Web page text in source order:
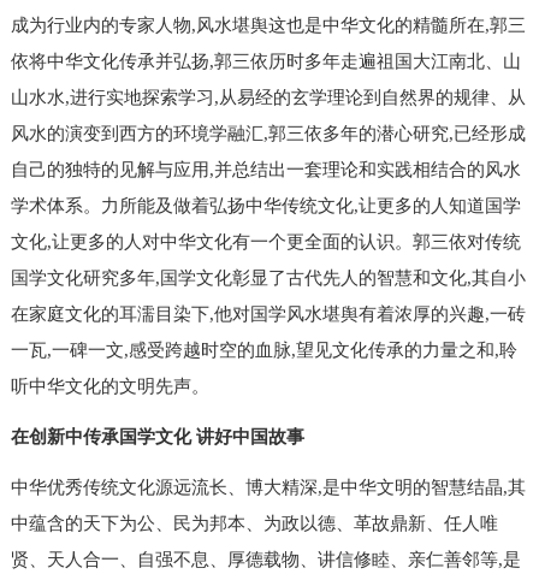
成为行业内的专家人物,风水堪舆这也是中华文化的精髓所在,郭三
依将中华文化传承并弘扬,郭三依历时多年走遍祖国大江南北、山
山水水,进行实地探索学习,从易经的玄学理论到自然界的规律、从
风水的演变到西方的环境学融汇,郭三依多年的潜心研究,已经形成
自己的独特的见解与应用,并总结出一套理论和实践相结合的风水
学术体系。力所能及做着弘扬中华传统文化,让更多的人知道国学
文化,让更多的人对中华文化有一个更全面的认识。郭三依对传统
国学文化研究多年,国学文化彰显了古代先人的智慧和文化,其自小
在家庭文化的耳濡目染下,他对国学风水堪舆有着浓厚的兴趣,一砖
一瓦,一碑一文,感受跨越时空的血脉,望见文化传承的力量之和,聆
听中华文化的文明先声。
在创新中传承国学文化 讲好中国故事
中华优秀传统文化源远流长、博大精深,是中华文明的智慧结晶,其
中蕴含的天下为公、民为邦本、为政以德、革故鼎新、任人唯
贤、天人合一、自强不息、厚德载物、讲信修睦、亲仁善邻等,是